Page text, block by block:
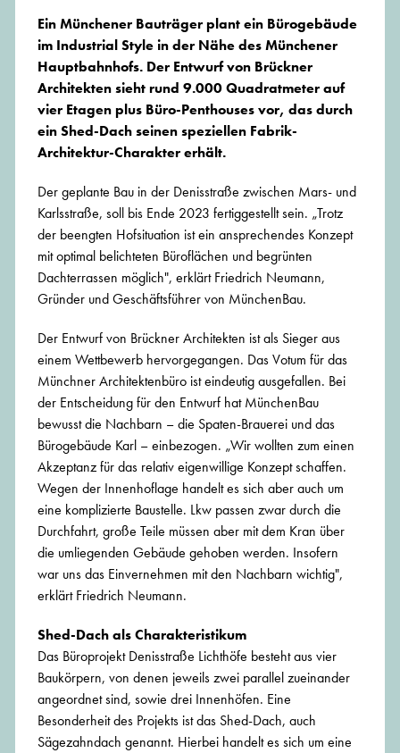
Ein Münchener Bauträger plant ein Bürogebäude
im Industrial Style in der Nähe des Münchener
Hauptbahnhofs. Der Entwurf von Brückner
Architekten sieht rund 9.000 Quadratmeter auf
vier Etagen plus Büro-Penthouses vor, das durch
ein Shed-Dach seinen speziellen Fabrik-
Architektur-Charakter erhält.
Der geplante Bau in der Denisstraße zwischen Mars- und
Karlsstraße, soll bis Ende 2023 fertiggestellt sein. „Trotz
der beengten Hofsituation ist ein ansprechendes Konzept
mit optimal belichteten Büroflächen und begrünten
Dachterrassen möglich", erklärt Friedrich Neumann,
Gründer und Geschäftsführer von MünchenBau.
Der Entwurf von Brückner Architekten ist als Sieger aus
einem Wettbewerb hervorgegangen. Das Votum für das
Münchner Architektenbüro ist eindeutig ausgefallen. Bei
der Entscheidung für den Entwurf hat MünchenBau
bewusst die Nachbarn – die Spaten-Brauerei und das
Bürogebäude Karl – einbezogen. „Wir wollten zum einen
Akzeptanz für das relativ eigenwillige Konzept schaffen.
Wegen der Innenhoflage handelt es sich aber auch um
eine komplizierte Baustelle. Lkw passen zwar durch die
Durchfahrt, große Teile müssen aber mit dem Kran über
die umliegenden Gebäude gehoben werden. Insofern
war uns das Einvernehmen mit den Nachbarn wichtig",
erklärt Friedrich Neumann.
Shed-Dach als Charakteristikum
Das Büroprojekt Denisstraße Lichthöfe besteht aus vier
Baukörpern, von denen jeweils zwei parallel zueinander
angeordnet sind, sowie drei Innenhöfen. Eine
Besonderheit des Projekts ist das Shed-Dach, auch
Sägezahndach genannt. Hierbei handelt es sich um eine